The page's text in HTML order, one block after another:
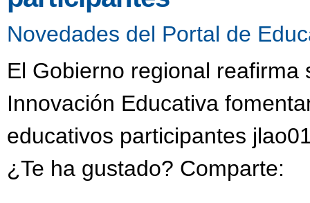
Novedades del Portal de
El Gobierno regional
Innovación Educativa
educativos participantes
¿Te ha gustado? Comparte: